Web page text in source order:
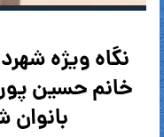
نگاه ویژه
خانم حسین
بانوان